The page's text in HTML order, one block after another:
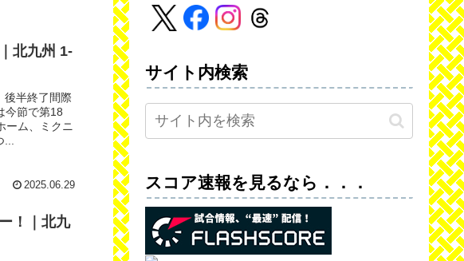
北九州 1-
後半終了間際
今節で第18
ーム、ミクニ
2025.06.29
！｜北九
サイト内検索
スコア速報を見るなら．．．